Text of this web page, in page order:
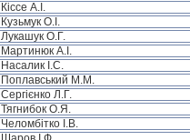
Кіссе А.І.
Кузьмук О.І.
Лукашук О.Г.
Мартинюк А.І.
Насалик І.С.
Поплавський М.М.
Сергієнко Л.Г.
Тягнибок О.Я.
Челомбітко І.В.